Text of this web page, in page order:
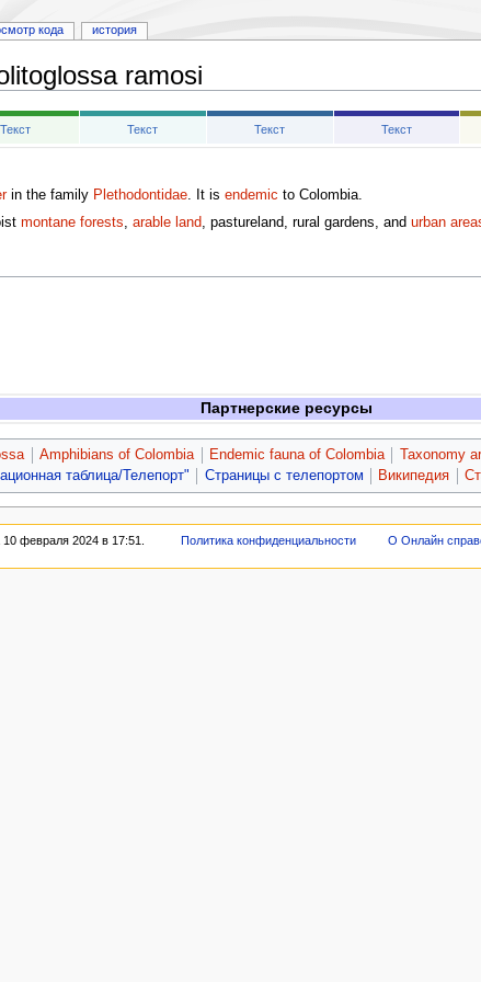
ramosi
Текст Текст Текст Текст
in the family Plethodontidae. It is endemic to Colombia.
montane forests, arable land, pastureland, rural gardens, and urban
Партнерские ресурсы
Amphibians of Colombia Endemic fauna of Colombia Taxonomy
таблица/Телепорт"
Страницы с телепортом Википедия
кода история
февраля 2024 в 17:51. Политика конфиденциальности О Онлайн